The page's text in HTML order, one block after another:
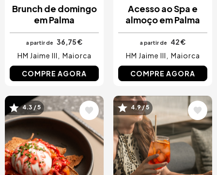
Brunch de domingo
em Palma
a partir de
36,75 €
HM Jaime III
Maiorca
COMPRE AGORA
Acesso ao Spa e
almoço em Palma
a partir de
42 €
HM Jaime III
Maiorca
COMPRE AGORA
Imagem
4.3 / 5 Imagem
4.9 / 5